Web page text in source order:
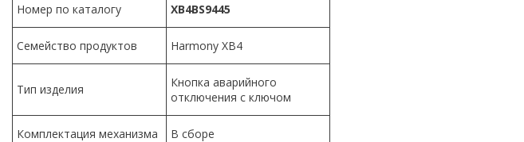
Номер по каталогу XB4BS9445
Семейство продуктов Harmony XB4
Тип изделия
Кнопка аварийного
отключения с ключом
Комплектация механизма В сборе